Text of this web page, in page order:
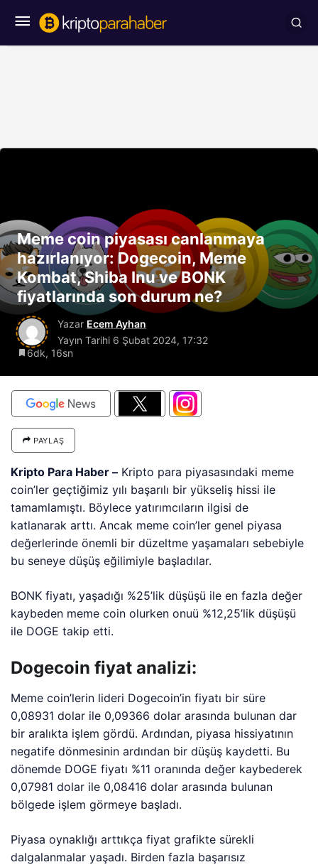
Meme coin piyasası canlanmaya
hazırlanıyor: Dogecoin, Meme
Kombat, Shiba Inu ve BONK
fiyatlarında son durum ne?
Yazar Ecem Ayhan
Yayın Tarihi 6 Şubat 2024, 17:32
6dk, 16sn
PAYLAŞ
Kripto Para Haber – Kripto para piyasasındaki meme
coin’ler geçtiğimiz yılı başarılı bir yükseliş hissi ile
tamamlamıştı. Böylece yatırımcıların ilgisi de
katlanarak arttı. Ancak meme coin’ler genel piyasa
değerlerinde önemli bir düzeltme yaşamaları sebebiyle
bu seneye düşüş eğilimiyle başladılar.
BONK fiyatı, yaşadığı %25’lik düşüşü ile en fazla değer
kaybeden meme coin olurken onuü %12,25’lik düşüşü
ile DOGE takip etti.
Dogecoin fiyat analizi:
Meme coin’lerin lideri Dogecoin’in fiyatı bir süre
0,08931 dolar ile 0,09366 dolar arasında bulunan dar
bir aralıkta işlem gördü. Ardından, piyasa hissiyatının
negatife dönmesinin ardından bir düşüş kaydetti. Bu
dönemde DOGE fiyatı %11 oranında değer kaybederek
0,07981 dolar ile 0,08416 dolar arasında bulunan
bölgede işlem görmeye başladı.
Piyasa oynaklığı arttıkça fiyat grafikte sürekli
dalgalanmalar yaşadı. Birden fazla başarısız